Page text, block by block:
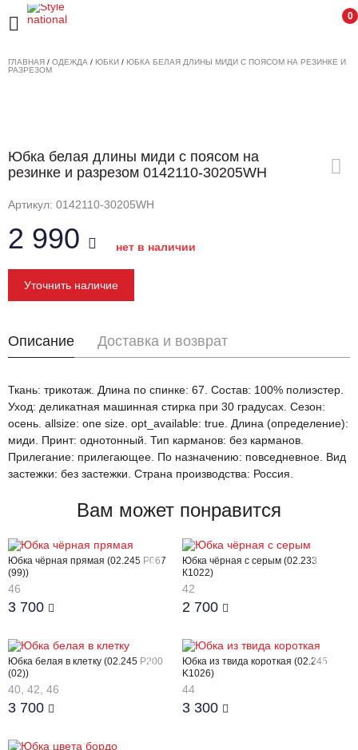
0
ГЛАВНАЯ / ОДЕЖДА / ЮБКИ / ЮБКА БЕЛАЯ ДЛИНЫ МИДИ С ПОЯСОМ НА РЕЗИНКЕ И
РАЗРЕЗОМ
Юбка белая длины миди с поясом на
резинке и разрезом 0142110-30205WH
Артикул: 0142110-30205WH
2 990 нет в наличии
Уточнить наличие
Описание Доставка и возврат
Ткань: трикотаж. Длина по спинке: 67. Состав: 100% полиэстер.
Уход: деликатная машинная стирка при 30 градусах. Сезон:
осень. allsize: one size. opt_available: true. Длина (определение):
миди. Принт: однотонный. Тип карманов: без карманов.
Прилегание: прилегающее. По назначению: повседневное. Вид
застежки: без застежки. Страна производства: Россия.
Вам может понравится
Юбка чёрная прямая (02.245 P067
(99))
46
3 700
Юбка чёрная с серым (02.233
К1022)
42
2 700
Юбка белая в клетку (02.245 Р200
(02))
40, 42, 46
3 700
Юбка из твида короткая (02.245
K1026)
44
3 300